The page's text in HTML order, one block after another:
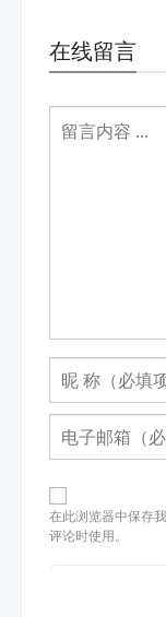
在线留言
在此浏览器中保存
评论时使用。